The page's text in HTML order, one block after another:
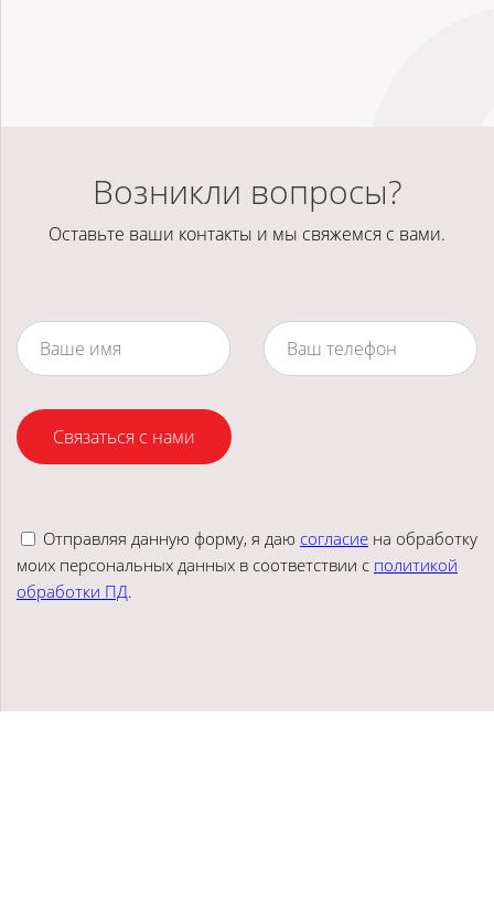
Возникли вопросы?
Оставьте ваши контакты и мы свяжемся с вами.
Связаться с нами
Отправляя данную форму, я даю согласие на обработку
моих персональных данных в соответствии с политикой
обработки ПД.